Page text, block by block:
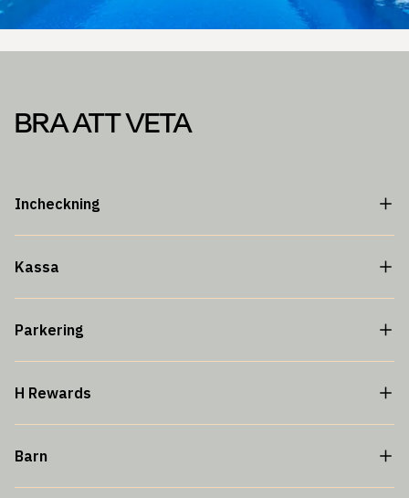
BRA ATT VETA
Incheckning
Kassa
Parkering
H Rewards
Barn